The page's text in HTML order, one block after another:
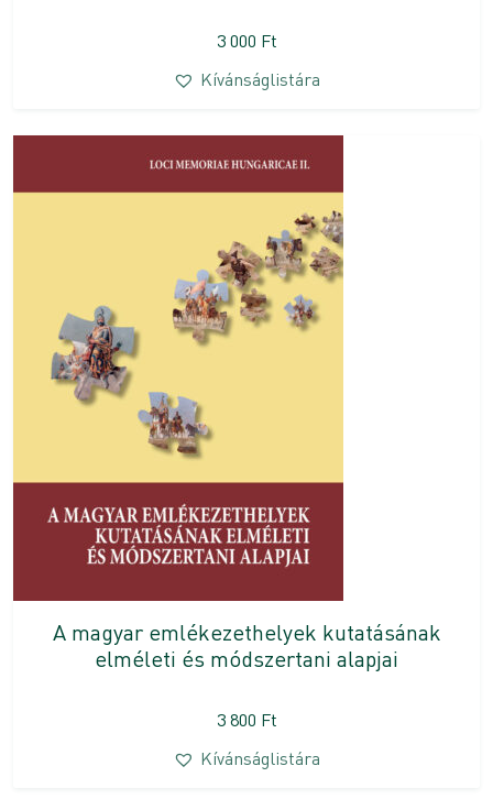
3 000 Ft
Kívánságlistára
A magyar emlékezethelyek kutatásának
elméleti és módszertani alapjai
3 800 Ft
Kívánságlistára